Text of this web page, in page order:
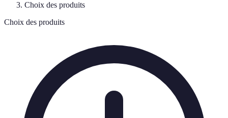
Choix des produits
Choix des produits